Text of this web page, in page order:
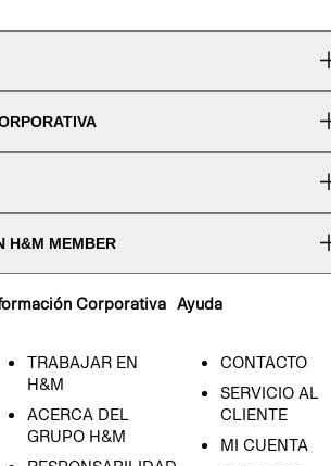
H&M MEMBER
Corporativa
TRABAJAR EN
H&M
ACERCA DEL
GRUPO H&M
Ayuda
CONTACTO
SERVICIO AL
CLIENTE
MI CUENTA